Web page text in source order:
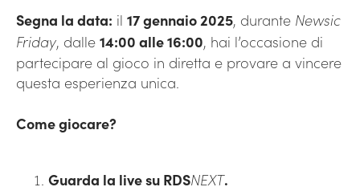
Segna la data: il 17 gennaio 2025, durante Newsic
Friday, dalle 14:00 alle 16:00, hai l’occasione di
partecipare al gioco in diretta e provare a vincere
questa esperienza unica.
Come giocare?
Guarda la live su RDSNEXT.